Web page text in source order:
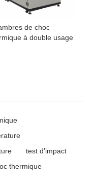
de choc
à double usage
test d'impact
thermique